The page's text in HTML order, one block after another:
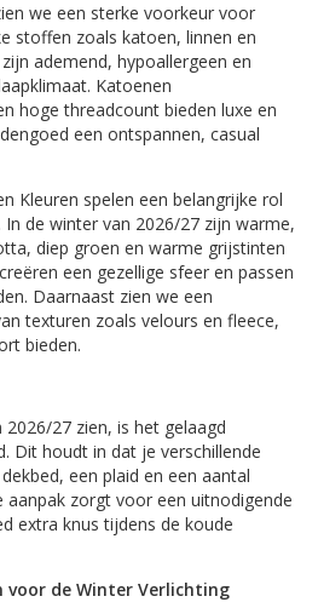
we een sterke voorkeur voor
stoffen zoals katoen, linnen en
ademend, hypoallergeen en
Katoenen
hoge threadcount bieden luxe en
een ontspannen, casual
Kleuren spelen een belangrijke rol
de winter van 2026/27 zijn warme,
diep groen en warme grijstinten
een gezellige sfeer en passen
Daarnaast zien we een
texturen zoals velours en fleece,
bieden.
27 zien, is het gelaagd
Dit houdt in dat je verschillende
een plaid en een aantal
aanpak zorgt voor een uitnodigende
extra knus tijdens de koude
voor de Winter Verlichting